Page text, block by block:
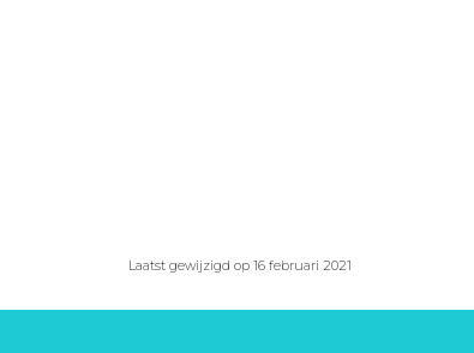
Laatst gewijzigd op 16 februari 2021